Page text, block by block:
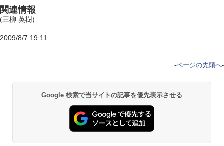
関連情報
(三柳 英樹)
2009/8/7 19:11
-ページの先頭へ-
Google 検索で当サイトの記事を優先表示させる